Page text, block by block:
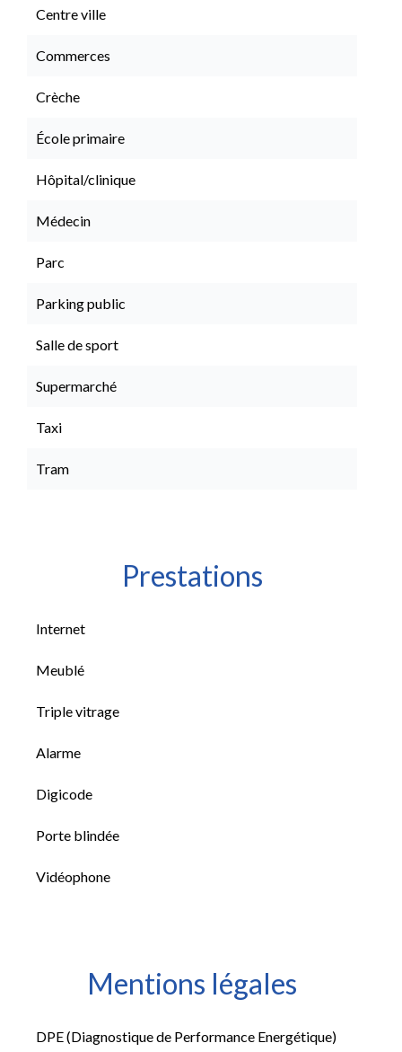
Centre ville
Commerces
Crèche
École primaire
Hôpital/clinique
Médecin
Parc
Parking public
Salle de sport
Supermarché
Taxi
Tram
Prestations
Internet
Meublé
Triple vitrage
Alarme
Digicode
Porte blindée
Vidéophone
Mentions légales
DPE (Diagnostique de Performance Energétique)